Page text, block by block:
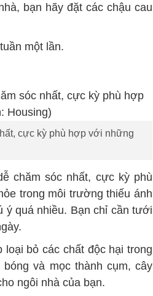
bạn hãy đặt các chậu cau
một lần.
cực kỳ phù hợp với những
chăm sóc nhất, cực kỳ phù
trong môi trường thiếu ánh
ý quá nhiều. Bạn chỉ cần tưới
bỏ các chất độc hại trong
và mọc thành cụm, cây
ngôi nhà của bạn.